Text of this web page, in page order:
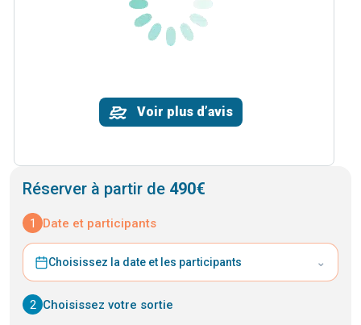
Voir plus d’avis
Réserver à partir de 490€
1 Date et participants
Choisissez la date et les participants ⌄
2 Choisissez votre sortie